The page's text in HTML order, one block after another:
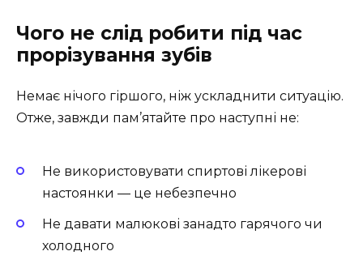
Чого не слід робити під час
прорізування зубів
Немає нічого гіршого, ніж ускладнити ситуацію.
Отже, завжди пам’ятайте про наступні не:
Не використовувати спиртові лікерові
настоянки — це небезпечно
Не давати малюкові занадто гарячого чи
холодного